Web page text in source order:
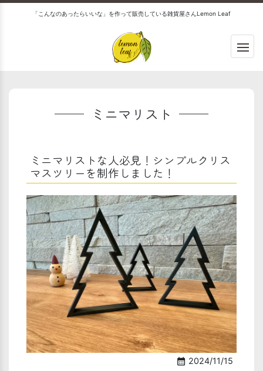
「こんなのあったらいいな」を作って販売している雑貨屋さんLemon Leaf
ミニマリスト
ミニマリストな人必見！シンプルクリス
マスツリーを制作しました！
calendar_month 2024/11/15